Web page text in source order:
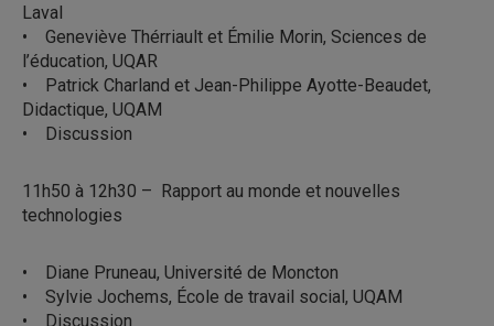
Laval
• Geneviève Thérriault et Émilie Morin, Sciences de
l’éducation, UQAR
• Patrick Charland et Jean-Philippe Ayotte-Beaudet,
Didactique, UQAM
• Discussion
11h50 à 12h30 – Rapport au monde et nouvelles
technologies
• Diane Pruneau, Université de Moncton
• Sylvie Jochems, École de travail social, UQAM
• Discussion